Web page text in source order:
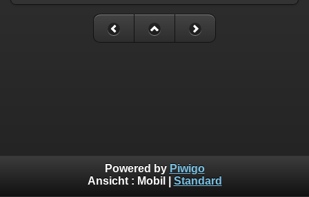
Powered by Piwigo
Ansicht : Mobil Standard